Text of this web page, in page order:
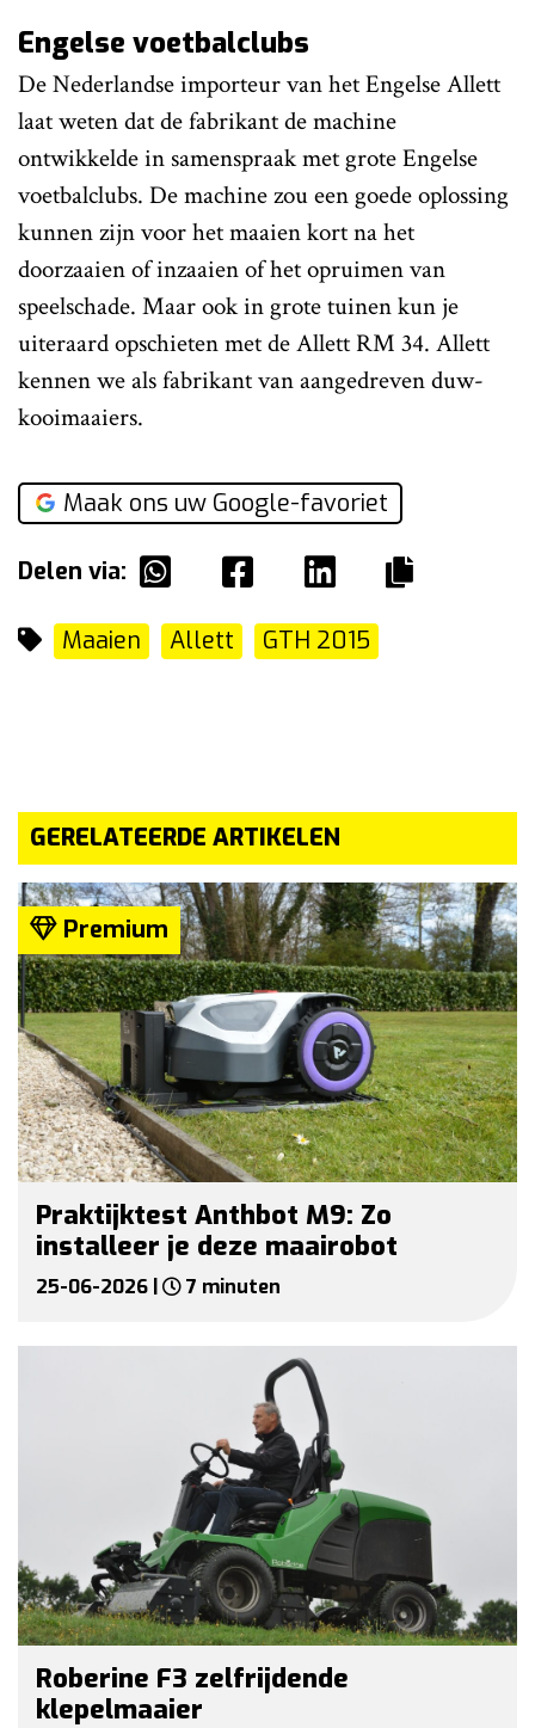
Engelse voetbalclubs
De Nederlandse importeur van het Engelse Allett
laat weten dat de fabrikant de machine
ontwikkelde in samenspraak met grote Engelse
voetbalclubs. De machine zou een goede oplossing
kunnen zijn voor het maaien kort na het
doorzaaien of inzaaien of het opruimen van
speelschade. Maar ook in grote tuinen kun je
uiteraard opschieten met de Allett RM 34. Allett
kennen we als fabrikant van aangedreven duw-
kooimaaiers.
Maak ons uw Google-favoriet
Delen via:
Maaien Allett GTH 2015
GERELATEERDE ARTIKELEN
Premium
Praktijktest Anthbot M9: Zo
installeer je deze maairobot
25-06-2026 | 7 minuten
Roberine F3 zelfrijdende
klepelmaaier